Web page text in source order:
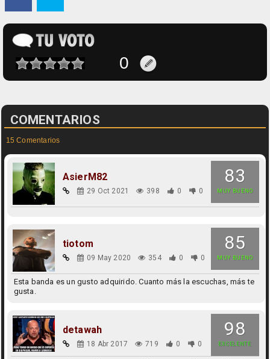
COMENTARIOS
15 Comentarios
83
MUY BUENO
AsierM82
29 Oct 2021 398 0 0
85
MUY BUENO
tiotom
09 May 2020 354 0 0
Esta banda es un gusto adquirido. Cuanto más la escuchas, más te
gusta.
98
EXCELENTE
detawah
18 Abr 2017 719 0 0